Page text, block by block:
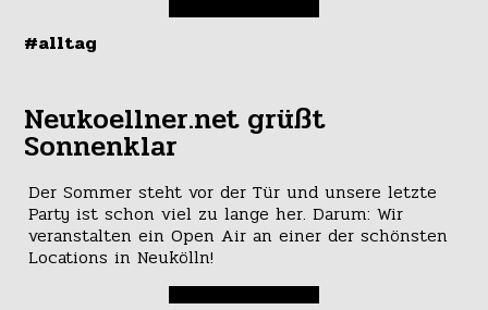
#alltag
Neukoellner.net grüßt
Sonnenklar
Der Sommer steht vor der Tür und unsere letzte
Party ist schon viel zu lange her. Darum: Wir
veranstalten ein Open Air an einer der schönsten
Locations in Neukölln!